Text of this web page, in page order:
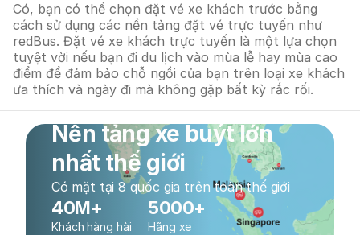
Có, bạn có thể chọn đặt vé xe khách trước bằng
cách sử dụng các nền tảng đặt vé trực tuyến như
redBus. Đặt vé xe khách trực tuyến là một lựa chọn
tuyệt vời nếu bạn đi du lịch vào mùa lễ hay mùa cao
điểm để đảm bảo chỗ ngồi của bạn trên loại xe khách
ưa thích và ngày đi mà không gặp bất kỳ rắc rối.
Nền tảng xe buýt lớn
nhất thế giới
Có mặt tại 8 quốc gia trên toàn thế giới
40M+
Khách hàng hài
5000+
Hãng xe